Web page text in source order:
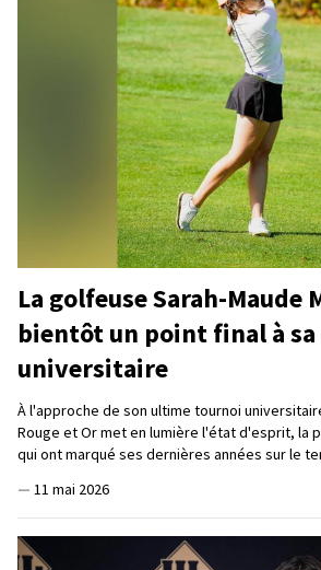
La golfeuse Sarah-
bientôt un point final à
universitaire
À l'approche de son ultime tournoi
Rouge et Or met en lumière l'état d'esprit, la
qui ont marqué ses dernières années sur le
— 11 mai 2026